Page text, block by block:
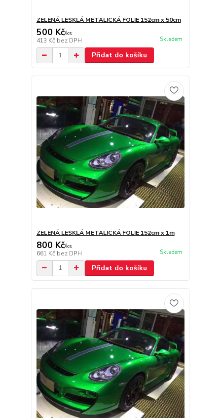
ZELENÁ LESKLÁ METALICKÁ FOLIE 152cm x 50cm
500 Kč/ks
413 Kč bez DPH Skladem
Přidat do košíku
ZELENÁ LESKLÁ METALICKÁ FOLIE 152cm x 1m
800 Kč/ks
661 Kč bez DPH Skladem
Přidat do košíku